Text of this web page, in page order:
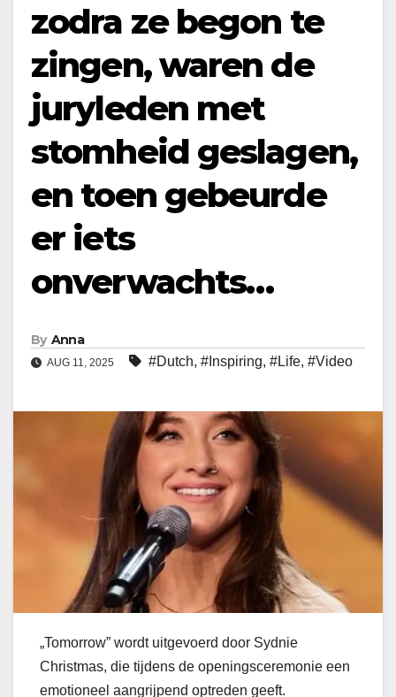
zodra ze begon te
zingen, waren de
juryleden met
stomheid geslagen,
en toen gebeurde
er iets
onverwachts…
By Anna
AUG 11, 2025 #Dutch, #Inspiring, #Life, #Video
„Tomorrow” wordt uitgevoerd door Sydnie
Christmas, die tijdens de openingsceremonie een
emotioneel aangrijpend optreden geeft.